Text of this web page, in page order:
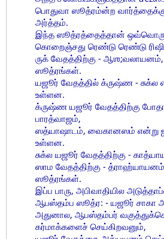
பொதுவா ஸூத்ரம்ன்ற
அர்த்தம்.
இந்த ஸூத்ரத்தைத்தான் ஒவ்வொரு
கொறைஞ்சது ரெண்டு ரெண்டு
ருக் வேதத்திற்கு -
ஸூத்ரங்கள்.
யஜூர் வேதத்தில் க்ருஷ்ண - சுக்ல
உள்ளன.
க்ருஷ்ண யஜூர் வேதத்திற்கு
பாரத்வாஜம்,
ஸத்யாஷாடம், வைகானஸம் என்று
உள்ளன.
சுக்ல யஜூர் வேதத்திற்கு -
ஸாம வேதத்திற்கு -
ஸூத்ரங்கள்.
இப்ப பாரு, அபிவாதியில
ஆபஸ்தம்ப ஸூத்ர: - யஜூர் சாகா
அதுனால, ஆபஸ்தம்பர்
கர்மாக்களைச் செய்கிறவனும்,